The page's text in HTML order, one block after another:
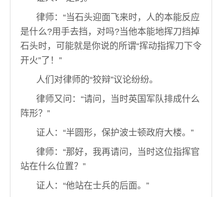
律师：“当石头迎面飞来时，人的本能反应
是什么?用手去挡，对吗?当他本能地挥刀挡掉
石头时，可能就是你说的所谓“挥动指挥刀下令
开火”了！”
人们对律师的“狡辩”议论纷纷。
律师又问：“请问，当时英国军队排成什么
阵形？”
证人：“半圆形，保护波士顿政府大楼。”
律师：“那好，我再请问，当时这位指挥官
站在什么位置？”
证人：“他站在士兵的后面。”